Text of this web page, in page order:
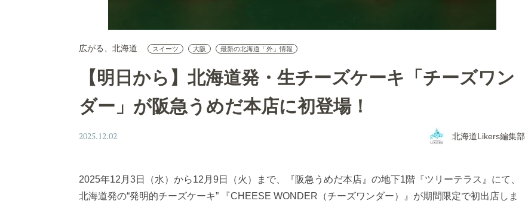
広がる、北海道 スイーツ 大阪 最新の北海道「外」情報
【明日から】北海道発・生チーズケーキ「チーズワン
ダー」が阪急うめだ本店に初登場！
2025.12.02 北海道Likers編集部
2025年12月3日（水）から12月9日（火）まで、『阪急うめだ本店』の地下1階『ツリーテラス』にて、
北海道発の“発明的チーズケーキ” 『CHEESE WONDER（チーズワンダー）』が期間限定で初出店しま